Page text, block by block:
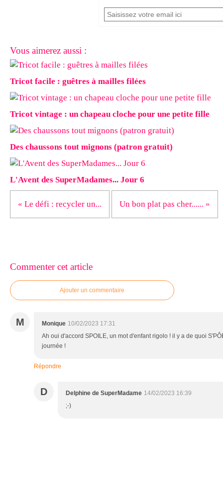
Vous aimerez aussi :
Tricot facile : guêtres à mailles filées
Tricot vintage : un chapeau cloche pour une petite fille
Des chaussons tout mignons (patron gratuit)
L'Avent des SuperMadames... Jour 6
« Le défi : recycler un... Un bon plat pas cher...... »
Commenter cet article
Ajouter un commentaire
M Monique 10/02/2023 17:31
Ah oui d'accord SPOILE, un mot d'enfant rigolo ! il y a de quoi
journée !
Répondre
D Delphine de SuperMadame 14/02/2023 16:39
;-)